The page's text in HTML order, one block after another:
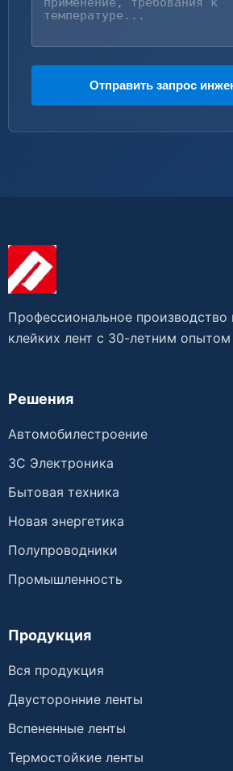
Отправить запрос
Профессиональное
клейких лент с 30-летним
Решения
Автомобилестроение
3C Электроника
Бытовая техника
Новая энергетика
Полупроводники
Промышленность
Продукция
Вся продукция
Двусторонние ленты
Вспененные ленты
Термостойкие ленты